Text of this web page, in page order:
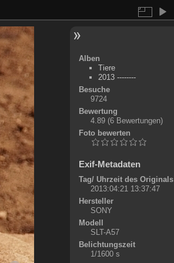
Alben
Tiere
2013 --------
Besuche
9724
Bewertung
4.89 (6 Bewertungen)
Foto bewerten
Exif-Metadaten
Tag/ Uhrzeit des Originals
2013:04:21 13:37:47
Hersteller
SONY
Modell
SLT-A57
Belichtungszeit
1/1600 s